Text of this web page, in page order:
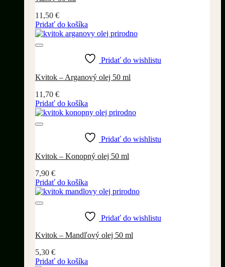
11,50 €
Pridať do košíka
Pridať do wishlistu
Kvitok – Arganový olej 50 ml
11,70 €
Pridať do košíka
Pridať do wishlistu
Kvitok – Konopný olej 50 ml
7,90 €
Pridať do košíka
Pridať do wishlistu
Kvitok – Mandľový olej 50 ml
5,30 €
Pridať do košíka